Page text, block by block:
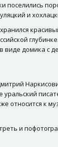
и
домика с
относится к
и